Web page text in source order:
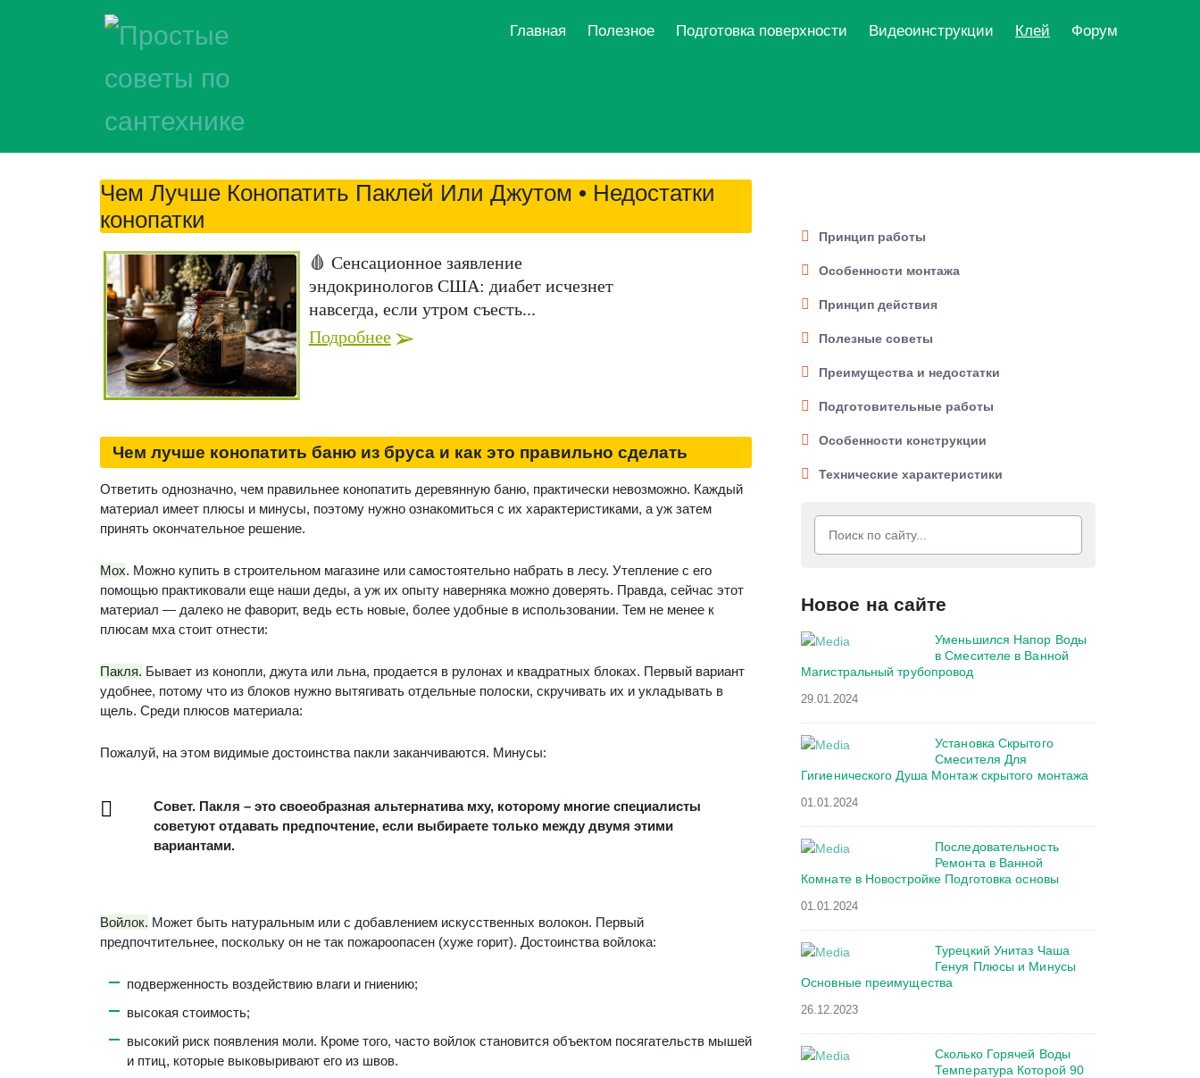
Главная Полезное Подготовка поверхности Видеоинструкции Клей Форум
Чем Лучше Конопатить Паклей Или Джутом • Недостатки
конопатки
🩸 Сенсационное заявление
эндокринологов США: диабет исчезнет
навсегда, если утром съесть...
Подробнее
Чем лучше конопатить баню из бруса и как это правильно сделать
Ответить однозначно, чем правильнее конопатить деревянную баню, практически невозможно. Каждый
материал имеет плюсы и минусы, поэтому нужно ознакомиться с их характеристиками, а уж затем
принять окончательное решение.
Мох. Можно купить в строительном магазине или самостоятельно набрать в лесу. Утепление с его
помощью практиковали еще наши деды, а уж их опыту наверняка можно доверять. Правда, сейчас этот
материал — далеко не фаворит, ведь есть новые, более удобные в использовании. Тем не менее к
плюсам мха стоит отнести:
Пакля. Бывает из конопли, джута или льна, продается в рулонах и квадратных блоках. Первый вариант
удобнее, потому что из блоков нужно вытягивать отдельные полоски, скручивать их и укладывать в
щель. Среди плюсов материала:
Пожалуй, на этом видимые достоинства пакли заканчиваются. Минусы:
Совет. Пакля – это своеобразная альтернатива мху, которому многие специалисты
советуют отдавать предпочтение, если выбираете только между двумя этими
вариантами.
Войлок. Может быть натуральным или с добавлением искусственных волокон. Первый
предпочтительнее, поскольку он не так пожароопасен (хуже горит). Достоинства войлока:
подверженность воздействию влаги и гниению;
высокая стоимость;
высокий риск появления моли. Кроме того, часто войлок становится объектом посягательств мышей
и птиц, которые выковыривают его из швов.
Принцип работы
Особенности монтажа
Принцип действия
Полезные советы
Преимущества и недостатки
Подготовительные работы
Особенности конструкции
Технические характеристики
Новое на сайте
Уменьшился Напор Воды
в Смесителе в Ванной
Магистральный трубопровод
29.01.2024
Установка Скрытого
Смесителя Для
Гигиенического Душа Монтаж скрытого монтажа
01.01.2024
Последовательность
Ремонта в Ванной
Комнате в Новостройке Подготовка основы
01.01.2024
Турецкий Унитаз Чаша
Генуя Плюсы и Минусы
Основные преимущества
26.12.2023
Сколько Горячей Воды
Температура Которой 90